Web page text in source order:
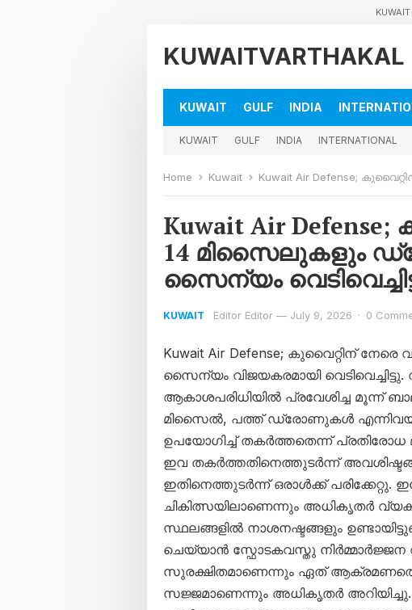
KUWAIT
KUWAITVARTHAKAL
KUWAIT GULF INDIA
KUWAIT GULF INDIA INTERNATIONAL
Home Kuwait Kuwait Air Defense; കുവൈറ്റിന് നേരെ വന്ന
Kuwait Air
14 മിസൈലുകളും
സൈന്യം
KUWAIT Editor Editor — July 9, 2026 · 0
Kuwait Air Defense; കുവൈറ്റിന്
സൈന്യം വിജയകരമായി
ആകാശപരിധിയിൽ പ്രവേശിച്ച മൂന്ന്
മിസൈൽ, പത്ത് ഡ്രോണുകൾ
ഉപയോഗിച്ച് തകർത്തതെന്ന് പ്രതിരോധ
ഇവ തകർത്തതിനെത്തുടർന്ന്
ഇതിനെത്തുടർന്ന് ഒരാൾക്ക് പരിക്കേറ്റു.
ചികിത്സയിലാണെന്നും അധികൃതർ
സ്ഥലങ്ങളിൽ നാശനഷ്ടങ്ങളും
ചെയ്യാൻ സ്ഫോടകവസ്തു നിർമ്മാർജ്ജന
സുരക്ഷിതമാണെന്നും ഏത്
സജ്ജമാണെന്നും അധികൃതർ അറിയിച്ചു.